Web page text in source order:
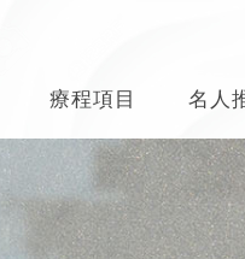
療程項目 名人